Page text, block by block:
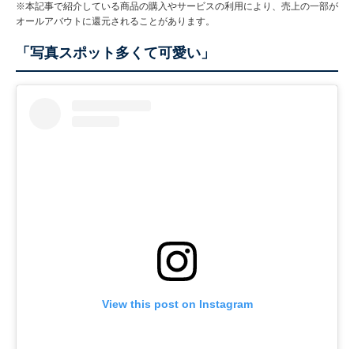
※本記事で紹介している商品の購入やサービスの利用により、売上の一部が
オールアバウトに還元されることがあります。
「写真スポット多くて可愛い」
View this post on Instagram